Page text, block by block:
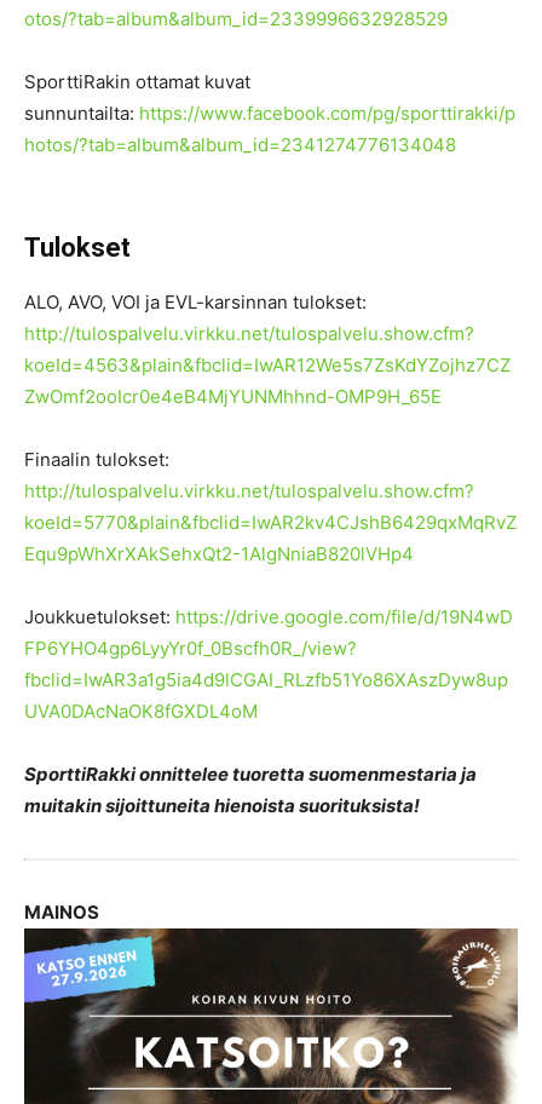
otos/?tab=album&album_id=2339996632928529
SporttiRakin ottamat kuvat
sunnuntailta: https://www.facebook.com/pg/sporttirakki/p
hotos/?tab=album&album_id=2341274776134048
Tulokset
ALO, AVO, VOI ja EVL-karsinnan tulokset:
http://tulospalvelu.virkku.net/tulospalvelu.show.cfm?
koeId=4563&plain&fbclid=IwAR12We5s7ZsKdYZojhz7CZ
ZwOmf2ooIcr0e4eB4MjYUNMhhnd-OMP9H_65E
Finaalin tulokset:
http://tulospalvelu.virkku.net/tulospalvelu.show.cfm?
koeId=5770&plain&fbclid=IwAR2kv4CJshB6429qxMqRvZ
Equ9pWhXrXAkSehxQt2-1AlgNniaB820lVHp4
Joukkuetulokset: https://drive.google.com/file/d/19N4wD
FP6YHO4gp6LyyYr0f_0Bscfh0R_/view?
fbclid=IwAR3a1g5ia4d9lCGAI_RLzfb51Yo86XAszDyw8up
UVA0DAcNaOK8fGXDL4oM
SporttiRakki onnittelee tuoretta suomenmestaria ja
muitakin sijoittuneita hienoista suorituksista!
MAINOS